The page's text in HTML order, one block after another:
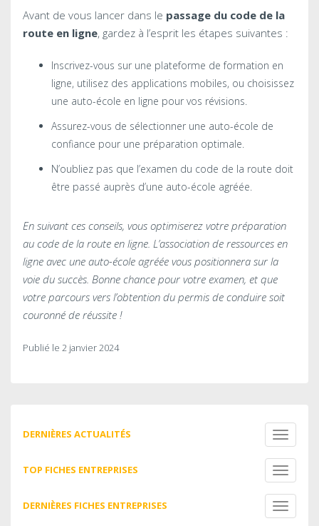
Avant de vous lancer dans le passage du code de la
route en ligne, gardez à l’esprit les étapes suivantes :
Inscrivez-vous sur une plateforme de formation en
ligne, utilisez des applications mobiles, ou choisissez
une auto-école en ligne pour vos révisions.
Assurez-vous de sélectionner une auto-école de
confiance pour une préparation optimale.
N’oubliez pas que l’examen du code de la route doit
être passé auprès d’une auto-école agréée.
En suivant ces conseils, vous optimiserez votre préparation
au code de la route en ligne. L’association de ressources en
ligne avec une auto-école agréée vous positionnera sur la
voie du succès. Bonne chance pour votre examen, et que
votre parcours vers l’obtention du permis de conduire soit
couronné de réussite !
Publié le 2 janvier 2024
DERNIÈRES ACTUALITÉS
Toggle
TOP FICHES ENTREPRISES
Toggle
DERNIÈRES FICHES ENTREPRISES
Toggle